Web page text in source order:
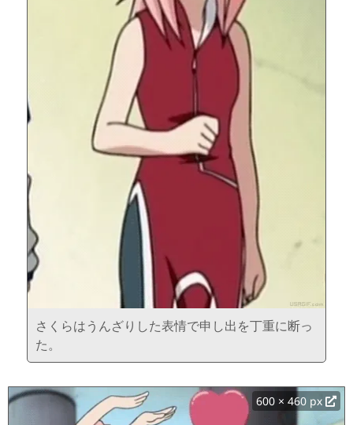
さくらはうんざりした表情で申し出を丁重に断っ
た。
600 × 460 px